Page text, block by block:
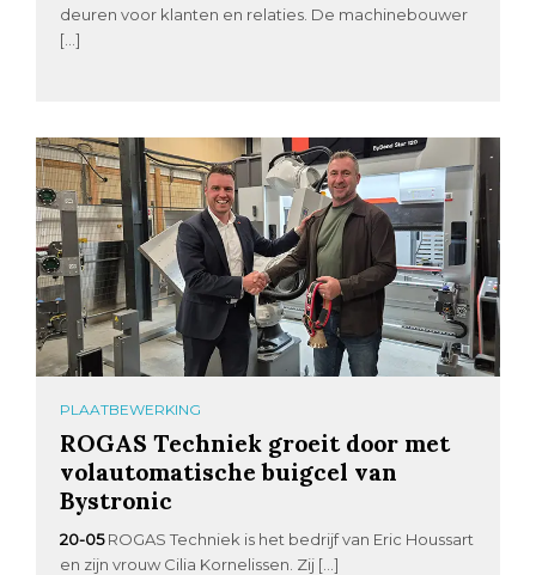
deuren voor klanten en relaties. De machinebouwer
[…]
PLAATBEWERKING
ROGAS Techniek groeit door met
volautomatische buigcel van
Bystronic
20-05 ROGAS Techniek is het bedrijf van Eric Houssart
en zijn vrouw Cilia Kornelissen. Zij […]